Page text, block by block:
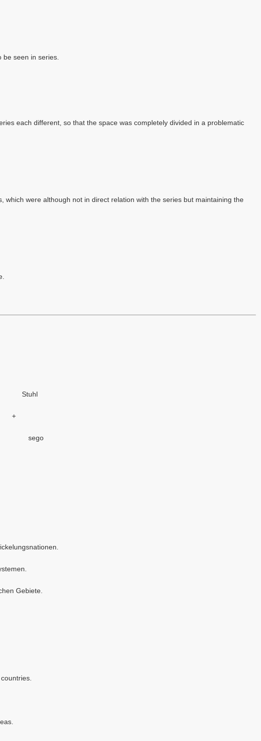
seen in series.
each different, so that the space was completely divided in a problematic
which were although not in direct relation with the series but maintaining the
Stuhl
sego
Gebiete.